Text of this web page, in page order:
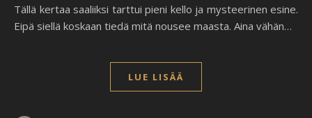
Tällä kertaa saaliiksi tarttui pieni kello ja mysteerinen esine.
Eipä siellä koskaan tiedä mitä nousee maasta. Aina vähän…
LUE LISÄÄ